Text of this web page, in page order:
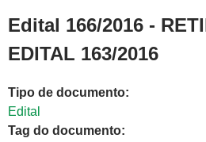
Edital 166/2016 -
EDITAL 163/2016
Tipo de documento:
Edital
Tag do documento: